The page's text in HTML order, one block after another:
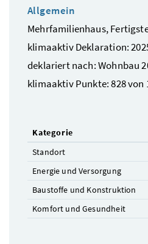
Allgemein
Mehrfamilienhaus,
klimaaktiv Deklaration:
deklariert nach: Wohnbau
klimaaktiv Punkte: 828 von
Kategorie
Standort
Energie und Versorgung
Baustoffe und Konstruktion
Komfort und Gesundheit